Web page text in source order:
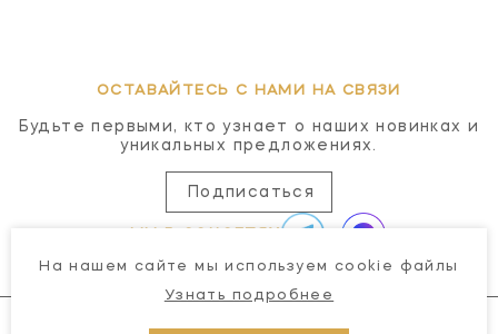
ОСТАВАЙТЕСЬ С НАМИ НА СВЯЗИ
Будьте первыми, кто узнает о наших новинках и
уникальных предложениях.
Подписаться
На нашем сайте мы используем cookie файлы
Узнать подробнее